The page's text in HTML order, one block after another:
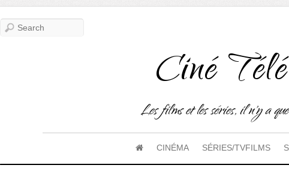
Ciné
Les films et les séries, il n'y a
CINÉMA SÉRIES/TVFILMS